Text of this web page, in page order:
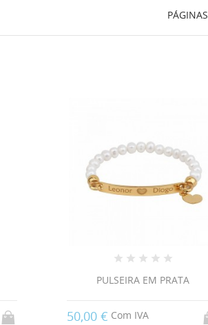
PÁGINAS
PULSEIRA EM PRATA
50,00 € Com IVA